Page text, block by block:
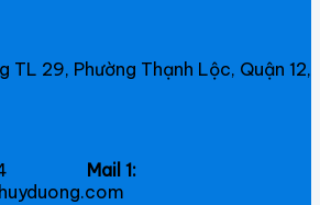
TL 29, Phường Thạnh Lộc, Quận 12,
Mail 1: